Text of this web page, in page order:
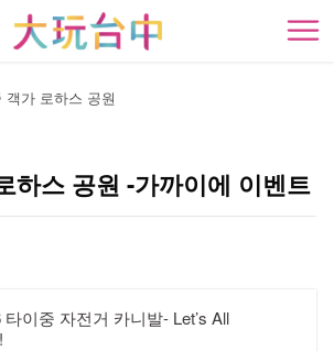
開
객가 로하스 공원
하스 공원 -가까이에 이벤트
타이중 자전거 카니발- Let’s All